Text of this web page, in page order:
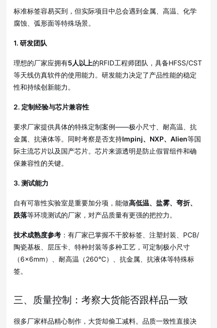
标准标签容易买到，但实际项目中总会遇到金属、高温、化学
腐蚀、弧形面等特殊场景。
1. 研发团队
理想的厂家应拥有5人以上的RFID工程师团队，具备HFSS/CST
等天线仿真软件的使用能力 。研发能力决定了产品性能的稳定
性和持续创新能力。
2. 定制经验与芯片兼容性
要求厂家提供具体的特殊定制案例——极小尺寸、耐高温、抗
金属、抗液体等。同时考察是否支持Impinj、NXP、Alien等国
际主流芯片以及国产芯片。芯片来源透明是防止假冒组件和确
保兼容性的关键。
3. 测试能力
自有可靠性实验室是重要加分项，能做高低温、盐雾、弯折、
跌落等环境测试的厂家，对产品质量有更强的把控力 。
技术成熟度参考 ：有厂家已掌握不干胶标签、注塑封装、PCB/
陶瓷基板、层压卡、特种封装等多种工艺 ，可定制极小尺寸
（6×6mm）、耐高温（260°C）、抗金属、抗液体等特殊标
签。
三、质量控制：考察大货能否跟样品一致
很多厂家样品精心制作，大货却偷工减料。品质一致性直接决